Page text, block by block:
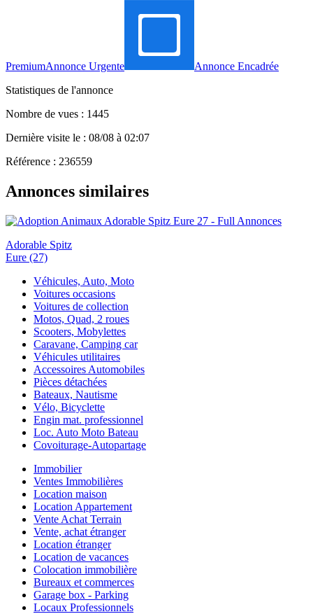
PremiumAnnonce Urgente
Annonce Encadrée
Statistiques de l'annonce
Nombre de vues : 1445
Dernière visite le : 08/08 à 02:07
Référence : 236559
Annonces similaires
Adorable Spitz
Eure (27)
Véhicules, Auto, Moto
Voitures occasions
Voitures de collection
Motos, Quad, 2 roues
Scooters, Mobylettes
Caravane, Camping car
Véhicules utilitaires
Accessoires Automobiles
Pièces détachées
Bateaux, Nautisme
Vélo, Bicyclette
Engin mat. professionnel
Loc. Auto Moto Bateau
Covoiturage-Autopartage
Immobilier
Ventes Immobilières
Location maison
Location Appartement
Vente Achat Terrain
Vente, achat étranger
Location étranger
Location de vacances
Colocation immobilière
Bureaux et commerces
Garage box - Parking
Locaux Professionnels